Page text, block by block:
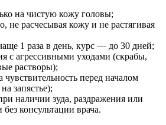
на чистую кожу головы;
не расчесывая кожу и не растягивая
1 раза в день, курс — до 30 дней;
с агрессивными уходами (скрабы,
растворы);
чувствительность перед началом
запястье);
наличии зуда, раздражения или
консультации врача.